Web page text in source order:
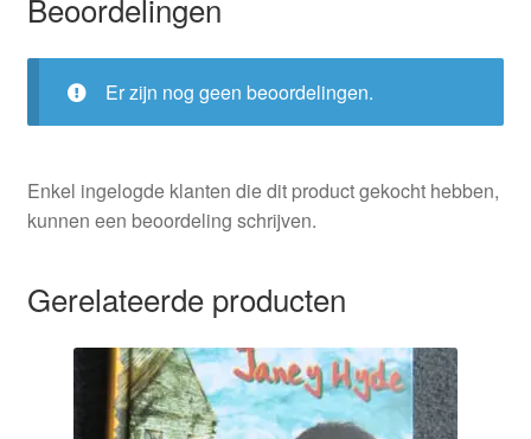
Beoordelingen
Er zijn nog geen beoordelingen.
Enkel ingelogde klanten die dit product gekocht hebben,
kunnen een beoordeling schrijven.
Gerelateerde producten